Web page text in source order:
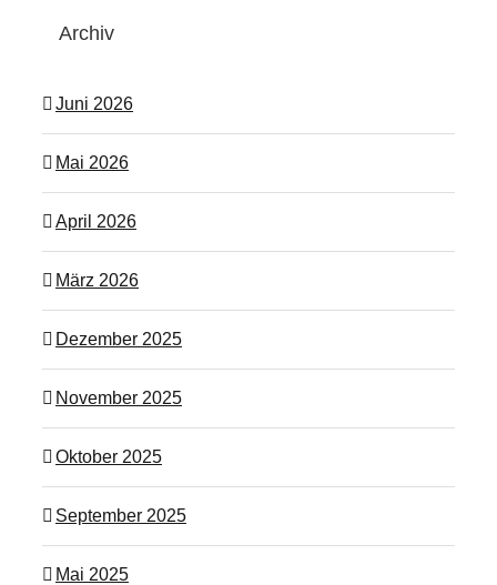
Archiv
Juni 2026
Mai 2026
April 2026
März 2026
Dezember 2025
November 2025
Oktober 2025
September 2025
Mai 2025